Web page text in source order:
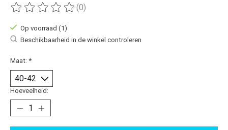
De beoordeling van dit product is
(0)
Op voorraad (1)
Beschikbaarheid in de winkel controleren
Maat: *
Hoeveelheid: